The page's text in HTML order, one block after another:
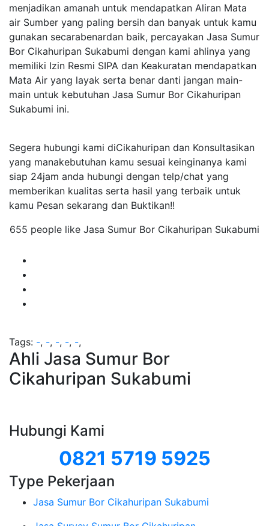
menjadikan amanah untuk mendapatkan Aliran Mata
air Sumber yang paling bersih dan banyak untuk kamu
gunakan secarabenardan baik, percayakan Jasa Sumur
Bor Cikahuripan Sukabumi dengan kami ahlinya yang
memiliki Izin Resmi SIPA dan Keakuratan mendapatkan
Mata Air yang layak serta benar danti jangan main-
main untuk kebutuhan Jasa Sumur Bor Cikahuripan
Sukabumi ini.
Segera hubungi kami diCikahuripan dan Konsultasikan
yang manakebutuhan kamu sesuai keinginanya kami
siap 24jam anda hubungi dengan telp/chat yang
memberikan kualitas serta hasil yang terbaik untuk
kamu Pesan sekarang dan Buktikan!!
655 people like Jasa Sumur Bor Cikahuripan Sukabumi
Tags: -, -, -, -, -,
Ahli Jasa Sumur Bor
Cikahuripan Sukabumi
Hubungi Kami
0821 5719 5925
Type Pekerjaan
Jasa Sumur Bor Cikahuripan Sukabumi